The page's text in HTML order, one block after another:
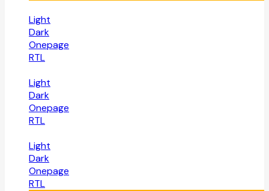
Light
Dark
Onepage
RTL
Light
Dark
Onepage
RTL
Light
Dark
Onepage
RTL